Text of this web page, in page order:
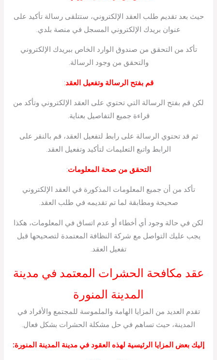
حيث بعد تقديم طلب العقد الإلكتروني، ستتلقى رسالة تأكيد على
عنوان بريدك الإلكتروني المسجل في منصة بلدي.
تأكد من التحقق من صندوق الوارد الخاص ببريدك الإلكتروني
والتحقق من وجود الرسالة.
قم بفتح الرسالة وتفعيل العقد:
لكن قم بفتح الرسالة التي تحتوي على العقد الإلكتروني وتأكد من
قراءة جميع التفاصيل بعناية.
ثم قد تحتوي الرسالة على رابط لتفعيل العقد، قم بالنقر على
الرابط واتبع التعليمات لتأكيد وتفعيل العقد.
التحقق من صحة المعلومات:
تأكد من أن جميع المعلومات المذكورة في العقد الإلكتروني
صحيحة ومطابقة لما تم تقديمه في طلب العقد.
لكن في حالة وجود أي أخطاء أو عدم اتساق في المعلومات، هكذا
يجب عليك التواصل مع شركة النظافة المعتمدة لتصحيحها قبل
تفعيل العقد.
عقد مكافحة الحشرات المعتمد في مدينة
المدينة المنورة
تقدم العديد من المزايا الهامة والملموسة للمجتمع والأفراد في
المدينة، حيث تساهم في حل مشكلة الحشرات بشكل فعال.
إليك بعض المزايا الرئيسية لهذه العقود في مدينة المدينة المنورة: